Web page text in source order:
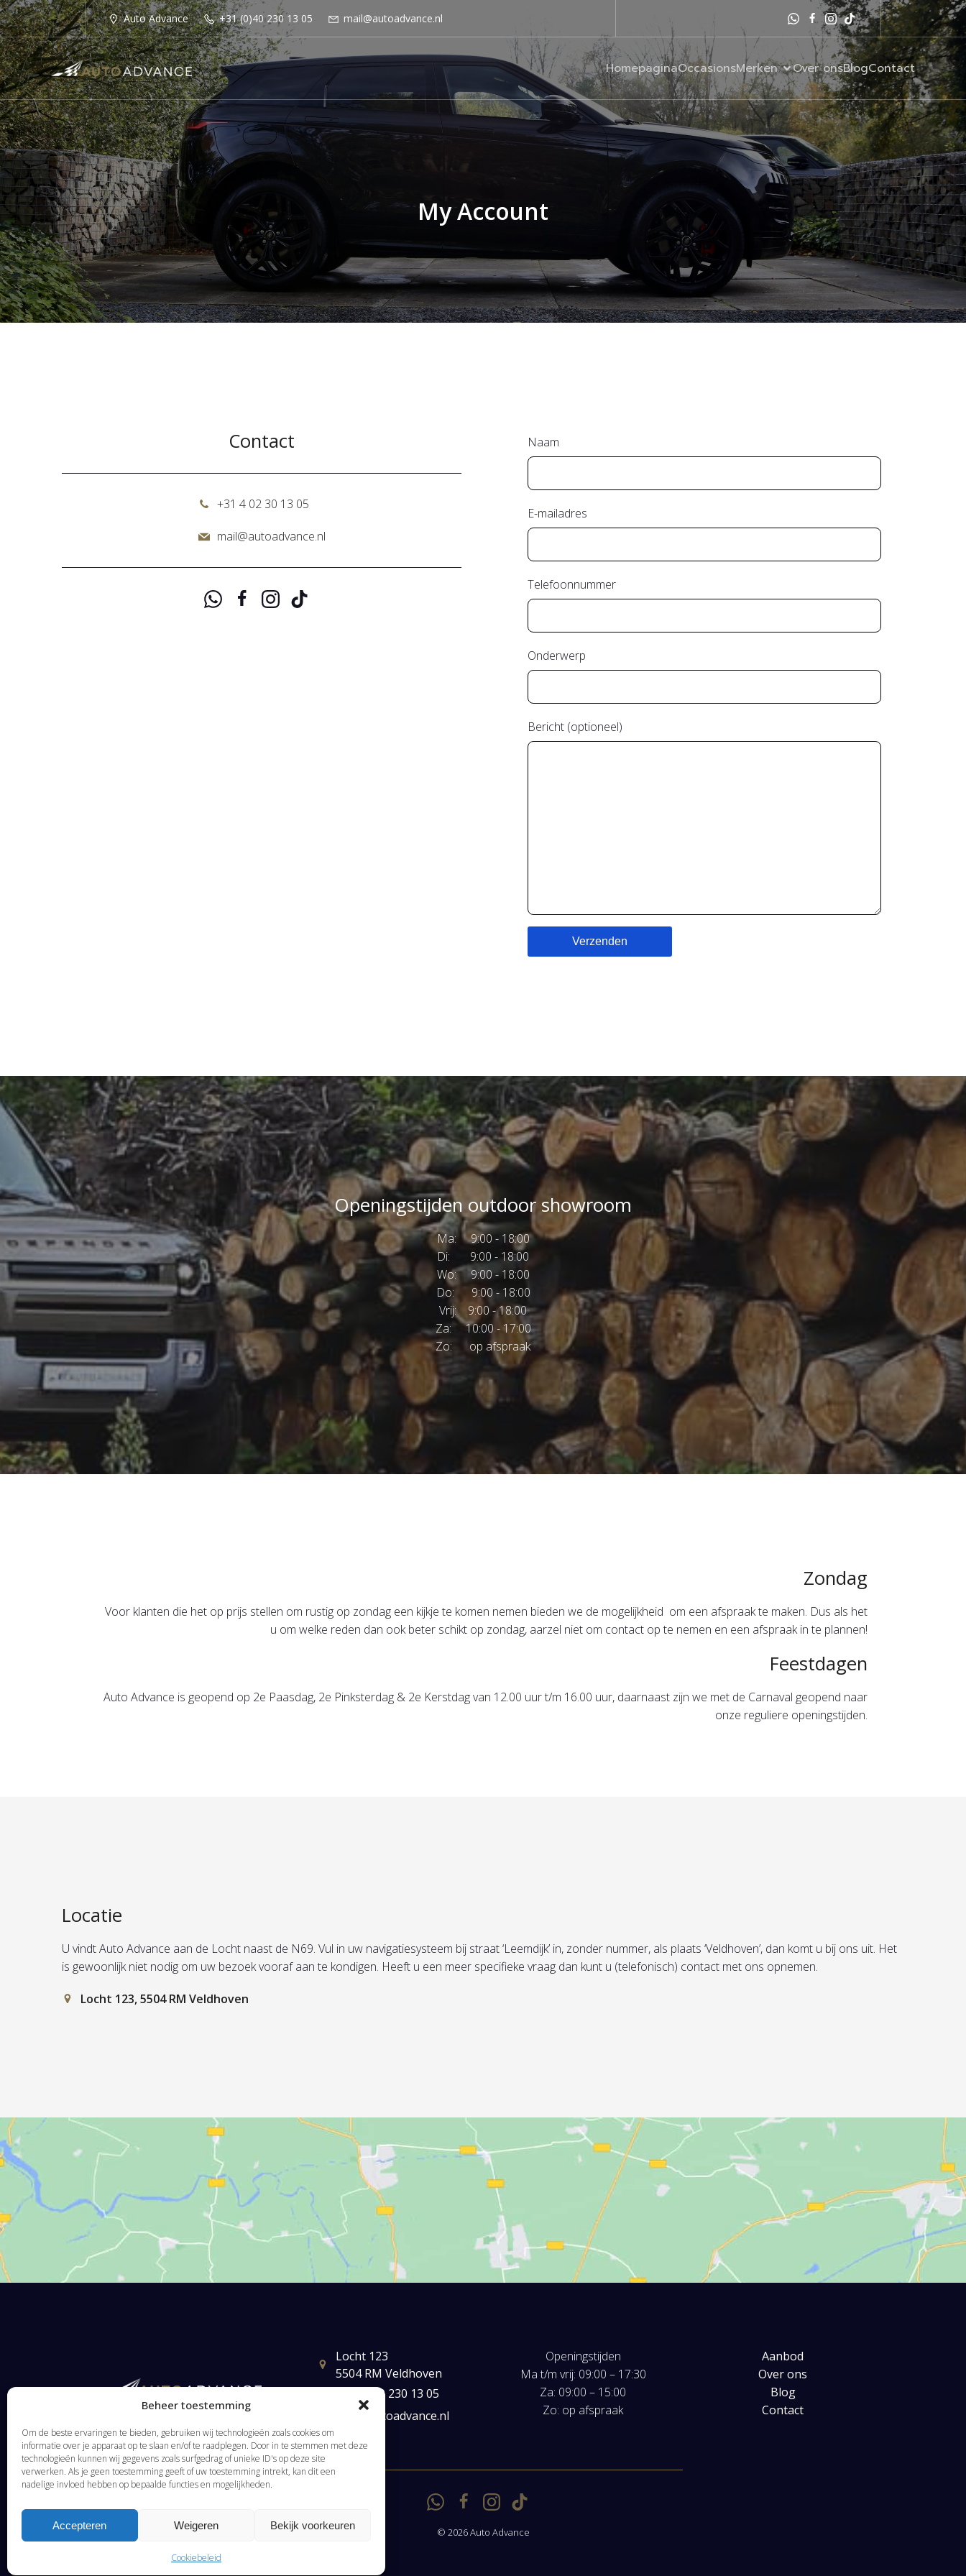
Beheer toestemming
Om de beste ervaringen te bieden, gebruiken wij technologieën zoals cookies om
informatie over je apparaat op te slaan en/of te raadplegen. Door in te stemmen met deze
technologieën kunnen wij gegevens zoals surfgedrag of unieke ID's op deze site
verwerken. Als je geen toestemming geeft of uw toestemming intrekt, kan dit een
nadelige invloed hebben op bepaalde functies en mogelijkheden.
Accepteren Weigeren Bekijk voorkeuren
Cookiebeleid
Auto Advance +31 (0)40 230 13 05 mail@autoadvance.nl
HomepaginaOccasionsMerken Over onsBlogContact
My Account
Contact
+31 4 02 30 13 05
mail@autoadvance.nl
Naam
E-mailadres
Telefoonnummer
Onderwerp
Bericht (optioneel)
Openingstijden outdoor showroom
Ma: 9:00 - 18:00
Di: 9:00 - 18:00
Wo: 9:00 - 18:00
Do: 9:00 - 18:00
Vrij: 9:00 - 18:00
Za: 10:00 - 17:00
Zo: op afspraak
Zondag
Voor klanten die het op prijs stellen om rustig op zondag een kijkje te komen nemen bieden we de mogelijkheid om een afspraak te maken. Dus als het
u om welke reden dan ook beter schikt op zondag, aarzel niet om contact op te nemen en een afspraak in te plannen!
Feestdagen
Auto Advance is geopend op 2e Paasdag, 2e Pinksterdag & 2e Kerstdag van 12.00 uur t/m 16.00 uur, daarnaast zijn we met de Carnaval geopend naar
onze reguliere openingstijden.
Locatie
U vindt Auto Advance aan de Locht naast de N69. Vul in uw navigatiesysteem bij straat ‘Leemdijk’ in, zonder nummer, als plaats ‘Veldhoven’, dan komt u bij ons uit. Het
is gewoonlijk niet nodig om uw bezoek vooraf aan te kondigen. Heeft u een meer specifieke vraag dan kunt u (telefonisch) contact met ons opnemen.
Locht 123, 5504 RM Veldhoven
deze inhoud in te schakelen
Locht 123
5504 RM Veldhoven
+31(0) 40 230 13 05
mail@autoadvance.nl
Openingstijden
Ma t/m vrij: 09:00 – 17:30
Za: 09:00 – 15:00
Zo: op afspraak
Aanbod
Over ons
Blog
Contact
© 2026 Auto Advance